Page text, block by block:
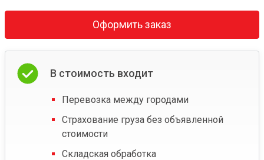
Оформить заказ
В стоимость входит
Перевозка между городами
Страхование груза без объявленной
стоимости
Складская обработка